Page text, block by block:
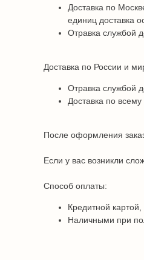
Доставка по
единиц доставка
Отравка службой
Доставка по России и
Отравка службой
Доставка по
После оформления
Если у вас возникли
Способ оплаты:
Кредитной
Наличными при